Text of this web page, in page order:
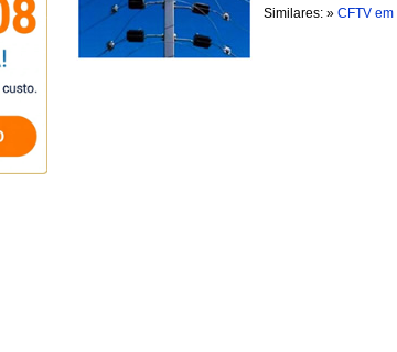
Similares: » CFTV